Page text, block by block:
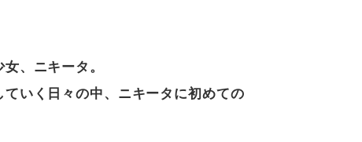
、ニキータ。
いく日々の中、ニキータに初めての